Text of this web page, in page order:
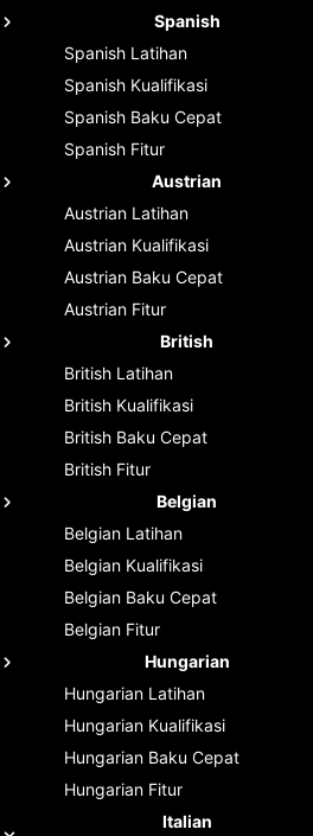
Spanish
Spanish Latihan
Spanish Kualifikasi
Spanish Baku Cepat
Spanish Fitur
Austrian
Austrian Latihan
Austrian Kualifikasi
Austrian Baku Cepat
Austrian Fitur
British
British Latihan
British Kualifikasi
British Baku Cepat
British Fitur
Belgian
Belgian Latihan
Belgian Kualifikasi
Belgian Baku Cepat
Belgian Fitur
Hungarian
Hungarian Latihan
Hungarian Kualifikasi
Hungarian Baku Cepat
Hungarian Fitur
Italian